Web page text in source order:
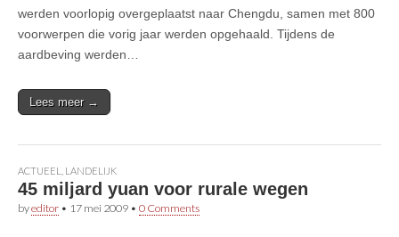
werden voorlopig overgeplaatst naar Chengdu, samen met 800
voorwerpen die vorig jaar werden opgehaald. Tijdens de
aardbeving werden…
Lees meer →
ACTUEEL LANDELIJK
45 miljard yuan voor rurale wegen
byeditor • 17 mei 2009 • 0 Comments